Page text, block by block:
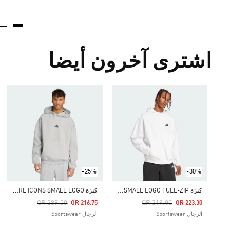
اشترى آخرون أيضا
-30%
ك
نزة FUTURE ICONS SMALL LOGO FULL-ZIP
Price Reduced From
QR 319.00
To QR 223.30
الرجال Sportswear
-25%
ك
نزة FUTURE ICONS SMALL LOGO
Price Reduced From
QR 289.00
To QR 216.75
الرجال Sportswear